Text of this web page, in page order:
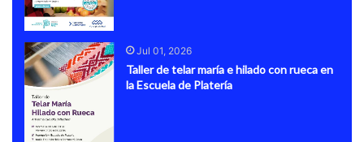
Jul 01, 2026
Taller de telar maría e hilado con rueca en
la Escuela de Platería